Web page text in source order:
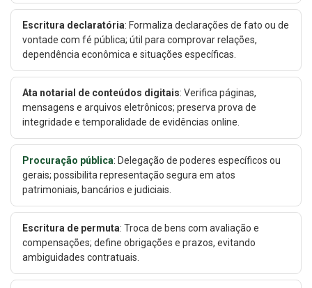
Escritura declaratória: Formaliza declarações de fato ou de
vontade com fé pública; útil para comprovar relações,
dependência econômica e situações específicas.
Ata notarial de conteúdos digitais: Verifica páginas,
mensagens e arquivos eletrônicos; preserva prova de
integridade e temporalidade de evidências online.
Procuração pública: Delegação de poderes específicos ou
gerais; possibilita representação segura em atos
patrimoniais, bancários e judiciais.
Escritura de permuta: Troca de bens com avaliação e
compensações; define obrigações e prazos, evitando
ambiguidades contratuais.